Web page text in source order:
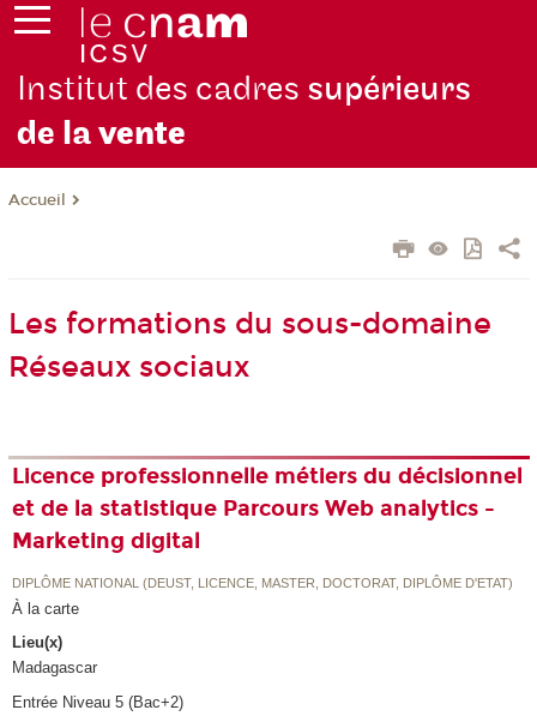
Institut des cadres supérieurs
de lavente
Accueil
Les formations du sous-domaine
Réseaux sociaux
Licence professionnelle métiers du décisionnel
et de la statistique Parcours Web analytics -
Marketing digital
DIPLÔME NATIONAL (DEUST, LICENCE, MASTER, DOCTORAT, DIPLÔME D'ETAT)
À la carte
Lieu(x)
Madagascar
Entrée Niveau 5 (Bac+2)